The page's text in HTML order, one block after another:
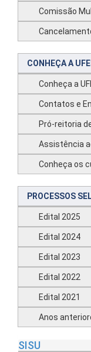
Comissão
CONHEÇA A
Conheça a
Contatos e
Pró-reitoria
Assistência
Conheça os
PROCESSOS
Edital 2025
Edital 2024
Edital 2023
Edital 2022
Edital 2021
Anos
SISU